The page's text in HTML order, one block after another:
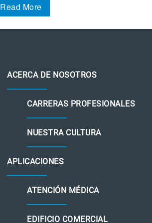
Read More
ACERCA DE NOSOTROS
CARRERAS PROFESIONALES
NUESTRA CULTURA
APLICACIONES
ATENCIÓN MÉDICA
EDIFICIO COMERCIAL